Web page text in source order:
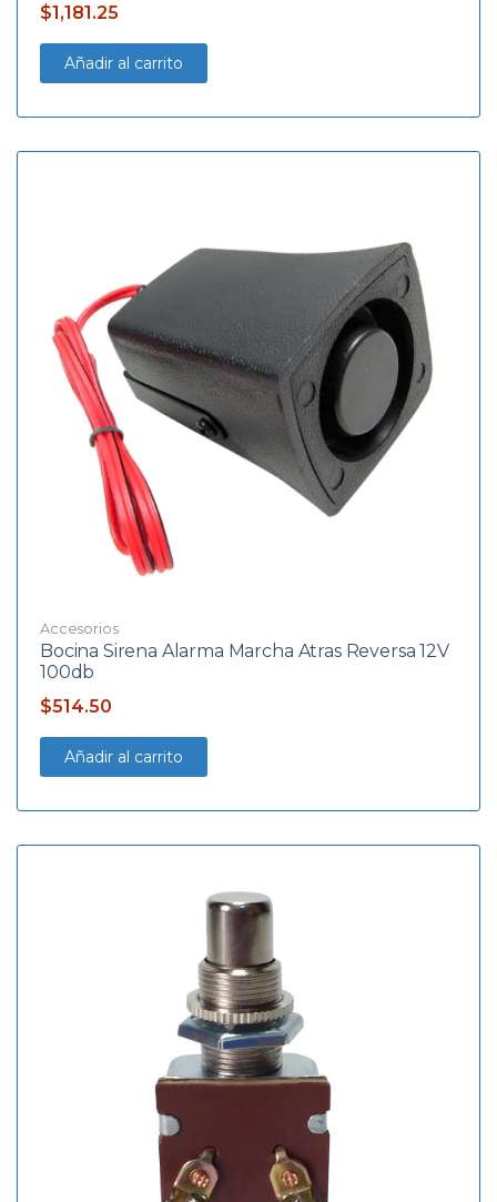
$1,181.25
Añadir al carrito
Accesorios
Bocina Sirena Alarma Marcha Atras Reversa 12V
100db
$514.50
Añadir al carrito